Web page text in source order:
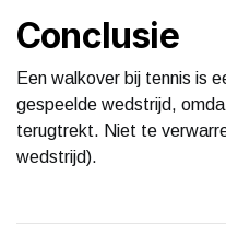
Conclusie
Een walkover bij tennis is
gespeelde wedstrijd,
terugtrekt. Niet te
wedstrijd).